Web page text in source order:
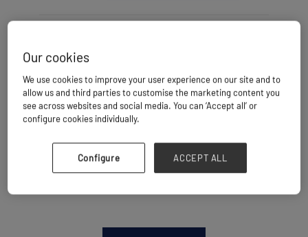
专家，在全球六大洲设有 37 家办事处。公司拥
有 35 年的辉煌历史，每年安排超过 30,000 次包
机航班，过去四年的营业收入均超过 10 亿美
元，是该行业的全球领导者。过去 12 年里，
ACS 连续被《Air Cargo Week》的读者评选为
“年度货运包机经纪商”。
https://www.aircharter.co.uk/
Our cookies
We use cookies to improve your user experience on our site and to
allow us and third parties to customise the marketing content you
see across websites and social media. You can ‘Accept all’ or
configure cookies individually.
Configure ACCEPT ALL